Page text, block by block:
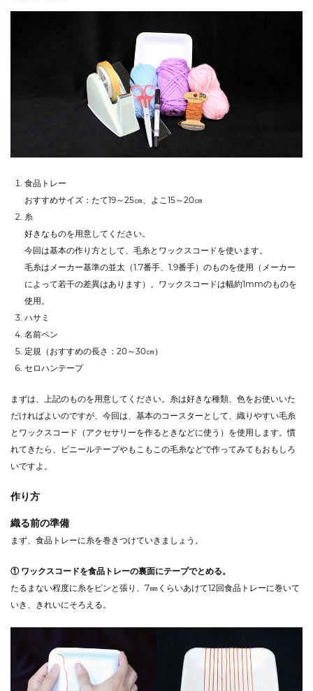
食品トレー
おすすめサイズ：たて19～25㎝、よこ15～20㎝
糸
好きなものを用意してください。
今回は基本の作り方として、毛糸とワックスコードを使います。
毛糸はメーカー基準の並太（1.7番手、1.9番手）のものを使用（メーカー
によって若干の差異はあります）。ワックスコードは幅約1mmのものを
使用。
ハサミ
名前ペン
定規（おすすめの長さ：20～30㎝）
セロハンテープ
まずは、上記のものを用意してください。糸は好きな種類、色をお使いいた
だければよいのですが、今回は、基本のコースターとして、織りやすい毛糸
とワックスコード（アクセサリーを作るときなどに使う）を使用します。慣
れてきたら、ビニールテープやもこもこの毛糸などで作ってみてもおもしろ
いですよ。
作り方
織る前の準備
まず、食品トレーに糸を巻きつけていきましょう。
① ワックスコードを食品トレーの裏面にテープでとめる。
たるまない程度に糸をピンと張り、7㎜くらいあけて12回食品トレーに巻いて
いき、きれいにそろえる。